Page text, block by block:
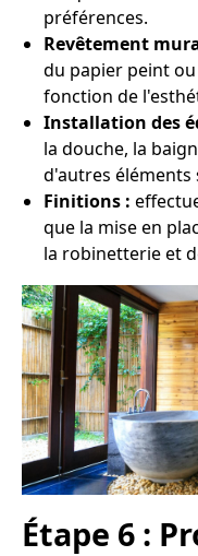
préférences.
Revêtement
du papier peint
fonction de
Installation des
la douche, la
d'autres éléments
Finitions :
que la mise en
la robinetterie et
Étape 6 :